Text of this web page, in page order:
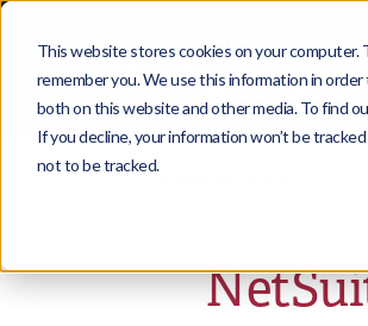
This website stores cookies on your
remember you. We use this information in
both on this website and other media. To find
If you decline, your information won’t be
not to be tracked.
Arbeitssuchende